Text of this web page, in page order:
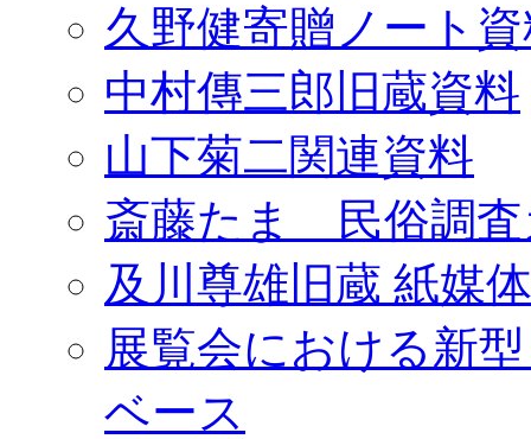
久野健寄贈ノート
中村傳三郎旧蔵資料
山下菊二関連資料
斎藤たま 民俗調査
及川尊雄旧蔵 紙媒
展覧会における新
ベース